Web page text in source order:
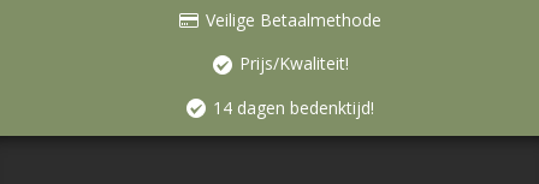
Veilige Betaalmethode
Prijs/Kwaliteit!
14 dagen bedenktijd!